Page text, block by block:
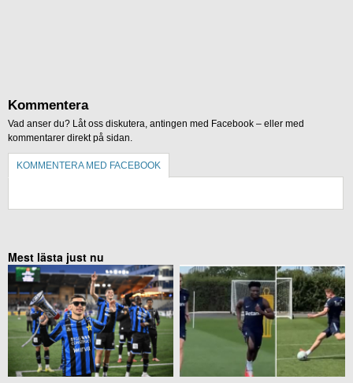
Kommentera
Vad anser du? Låt oss diskutera, antingen med Facebook – eller med
kommentarer direkt på sidan.
KOMMENTERA MED FACEBOOK
Mest lästa just nu